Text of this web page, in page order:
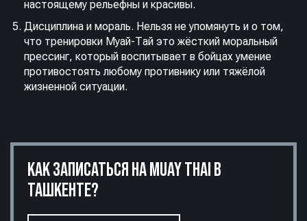
настоящему рельефны и красивы.
Дисциплина и мораль. Нельзя не упомянуть и о том,
что тренировки Муай-Тай это жёсткий моральный
прессинг, который воспитывает в бойцах умение
противостоять любому противнику или тяжёлой
жизненной ситуации.
КАК ЗАПИСАТЬСЯ НА MUAY THAI В
ТАШКЕНТЕ?